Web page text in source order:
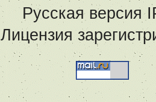
Русская версия
Лицензия